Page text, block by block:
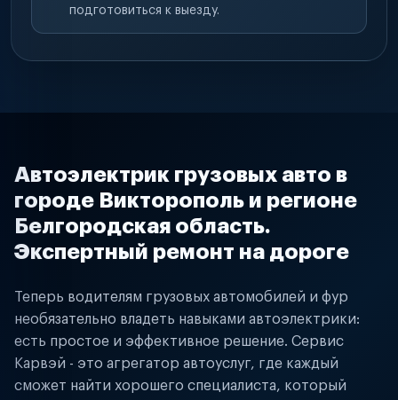
подготовиться к выезду.
Автоэлектрик грузовых авто в
городе Викторополь и регионе
Белгородская область.
Экспертный ремонт на дороге
Теперь водителям грузовых автомобилей и фур
необязательно владеть навыками автоэлектрики:
есть простое и эффективное решение. Сервис
Карвэй - это агрегатор автоуслуг, где каждый
сможет найти хорошего специалиста, который